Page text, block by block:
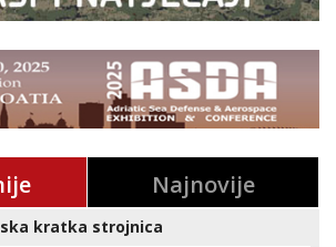
Najnovije
kratka strojnica